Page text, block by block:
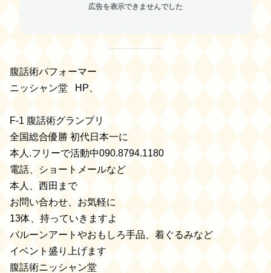
広告を表示できませんでした
腹話術パフォーマー
ニッシャン堂 HP、
F-1 腹話術グランプリ
全国総合優勝 初代日本一に
本人.フリーで活動中090.8794.1180
電話、ショートメールなど
本人、西田まで
お問い合わせ、お気軽に
13体、持っていきますよ
バルーンアートやおもしろ手品、着ぐるみなど
イベント盛り上げます
腹話術ニッシャン堂